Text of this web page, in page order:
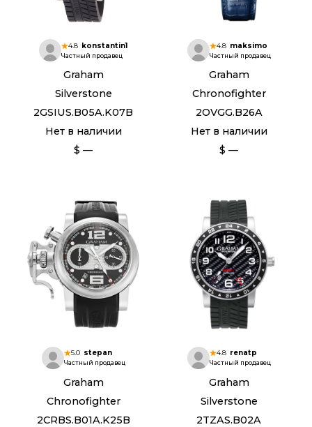
4.8 konstantin1
Частный продавец
Graham
Silverstone
2GSIUS.B05A.K07B
Нет в наличии
$ —
4.8 maksimo
Частный продавец
Graham
Chronofighter
2OVGG.B26A
Нет в наличии
$ —
5.0 stepan
Частный продавец
Graham
Chronofighter
2CRBS.B01A.K25B
4.8 renatp
Частный продавец
Graham
Silverstone
2TZAS.B02A